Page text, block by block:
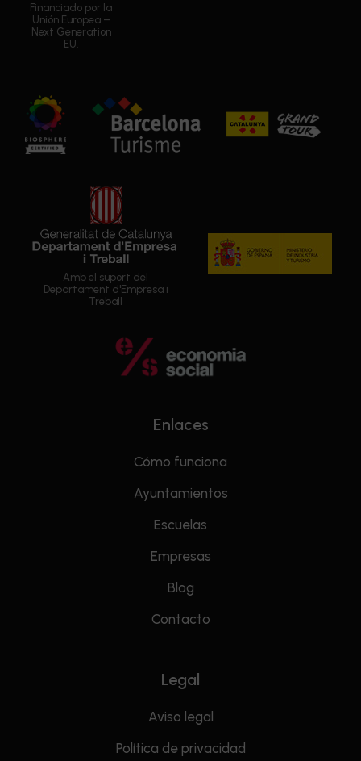
Financiado por la
Unión Europea –
Next Generation
EU.
Amb el suport del
Departament d'Empresa i
Treball
Enlaces
Cómo funciona
Ayuntamientos
Escuelas
Empresas
Blog
Contacto
Legal
Aviso legal
Política de privacidad